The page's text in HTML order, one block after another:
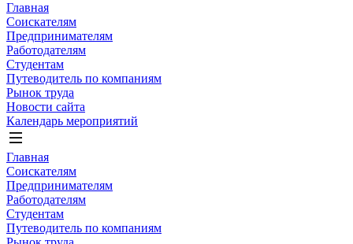
Главная
Соискателям
Предпринимателям
Работодателям
Студентам
Путеводитель по компаниям
Рынок труда
Новости сайта
Календарь мероприятий
Главная
Соискателям
Предпринимателям
Работодателям
Студентам
Путеводитель по компаниям